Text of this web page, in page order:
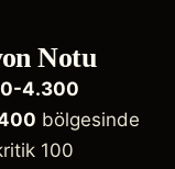
Notu
4.300
bölgesinde
100